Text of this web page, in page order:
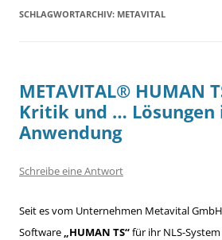
SCHLAGWORTARCHIV: METAVITAL
METAVITAL® HUMAN
Kritik und … Lösungen
Anwendung
Schreibe eine Antwort
Seit es vom Unternehmen Metavital
Software
„HUMAN TS“für ihr NLS-